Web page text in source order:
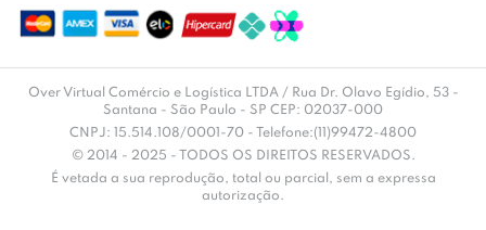
Over Virtual Comércio e Logística LTDA / Rua Dr. Olavo Egídio, 53 -
Santana - São Paulo - SP CEP: 02037-000
CNPJ: 15.514.108/0001-70 - Telefone:(11)99472-4800
© 2014 - 2025 - TODOS OS DIREITOS RESERVADOS.
É vetada a sua reprodução, total ou parcial, sem a expressa
autorização.